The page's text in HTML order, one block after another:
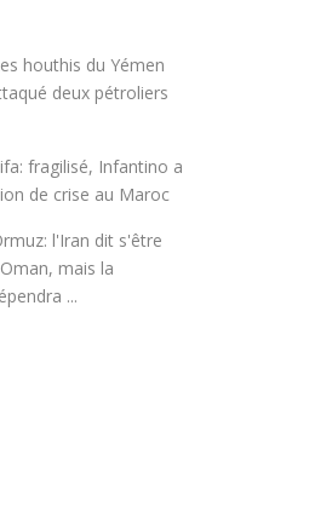
houthis du Yémen
deux pétroliers
fragilisé, Infantino a
de crise au Maroc
l'Iran dit s'être
mais la
...